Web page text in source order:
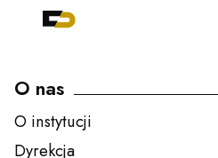
O nas
O instytucji
Dyrekcja